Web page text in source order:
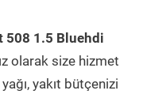
508 1.5 Bluehdi
olarak size hizmet
yakıt bütçenizi